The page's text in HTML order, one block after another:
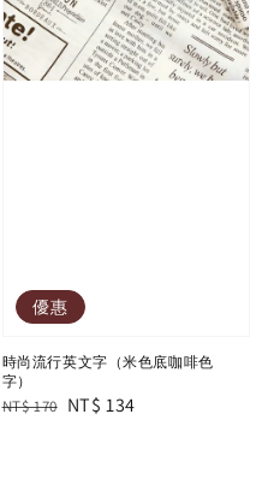
優惠
時尚流行英文字（米色底咖啡色
字）
Regular
NT$ 170 Sale
NT$ 134